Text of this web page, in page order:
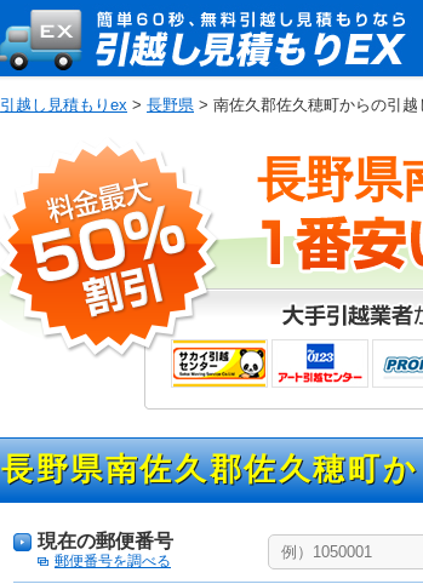
引越し見積もりex > 長野県 > 南佐久郡佐久穂町からの引越
長野県
長野県南佐久郡佐久穂町
現在の郵便番号
郵便番号を調べる